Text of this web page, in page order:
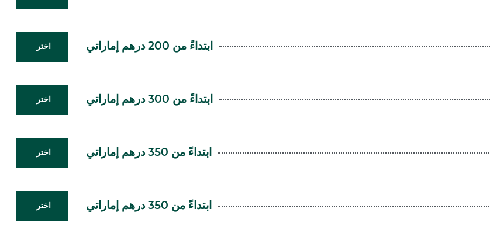
ابتداءً من 200 درهم إماراتي اختر
ابتداءً من 300 درهم إماراتي اختر
ابتداءً من 350 درهم إماراتي اختر
ابتداءً من 350 درهم إماراتي اختر